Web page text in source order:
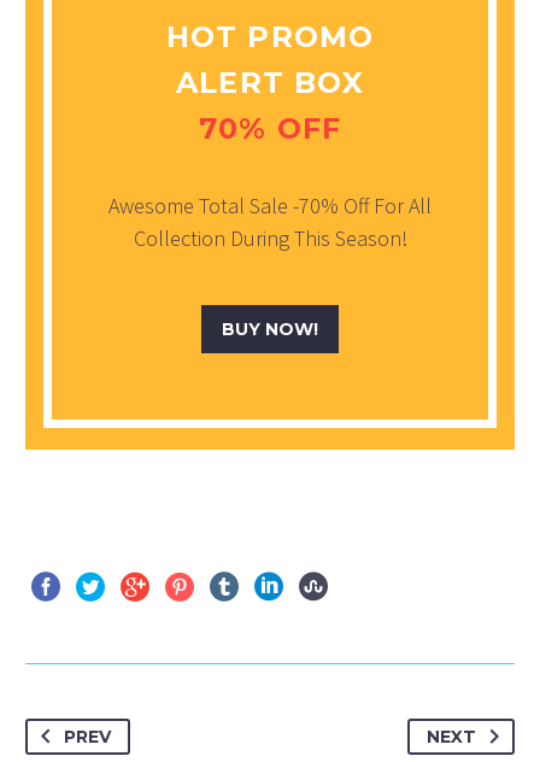
HOT PROMO
ALERT BOX
70% OFF
Awesome Total Sale -70% Off For All
Collection During This Season!
BUY NOW!
PREV NEXT